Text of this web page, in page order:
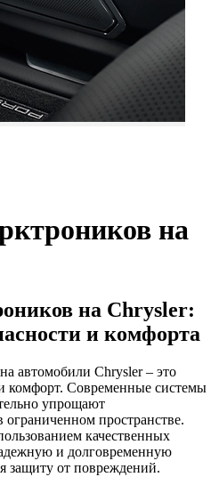
на
на Chrysler:
и комфорта
автомобили Chrysler – это
комфорт. Современные системы
упрощают
пространстве.
качественных
и долговременную
защиту от повреждений.